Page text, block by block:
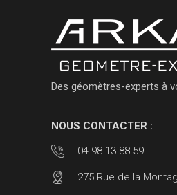
Des géomètres-experts à
NOUS CONTACTER :
04 98 13 88 59
275 Rue de la